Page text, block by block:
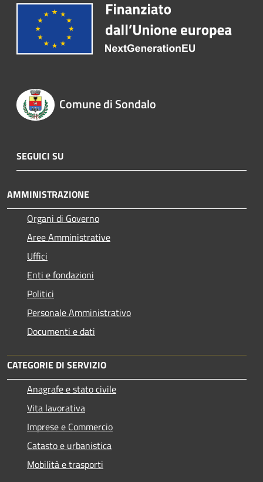
Comune di Sondalo
SEGUICI SU
AMMINISTRAZIONE
Organi di Governo
Aree Amministrative
Uffici
Enti e fondazioni
Politici
Personale Amministrativo
Documenti e dati
CATEGORIE DI SERVIZIO
Anagrafe e stato civile
Vita lavorativa
Imprese e Commercio
Catasto e urbanistica
Mobilità e trasporti